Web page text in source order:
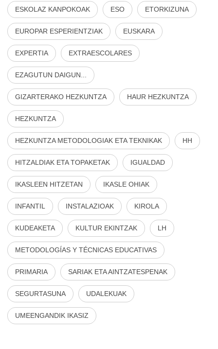
ESKOLAZ KANPOKOAK ESO ETORKIZUNA
EUROPAR ESPERIENTZIAK EUSKARA
EXPERTIA EXTRAESCOLARES
EZAGUTUN DAIGUN...
GIZARTERAKO HEZKUNTZA HAUR HEZKUNTZA
HEZKUNTZA
HEZKUNTZA METODOLOGIAK ETA TEKNIKAK HH
HITZALDIAK ETA TOPAKETAK IGUALDAD
IKASLEEN HITZETAN IKASLE OHIAK
INFANTIL INSTALAZIOAK KIROLA
KUDEAKETA KULTUR EKINTZAK LH
METODOLOGÍAS Y TÉCNICAS EDUCATIVAS
PRIMARIA SARIAK ETA AINTZATESPENAK
SEGURTASUNA UDALEKUAK
UMEENGANDIK IKASIZ